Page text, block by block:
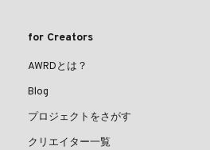
for Creators
AWRDとは？
Blog
プロジェクトをさがす
クリエイター一覧